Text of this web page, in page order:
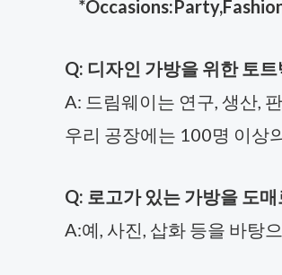
Q: 디자인 가방을 위한 토
A: 드림웨이는 연구, 생산,
우리 공장에는 100명 이상
Q: 로고가 있는 가방을 도
A:예, 사진, 삽화 등을 바탕